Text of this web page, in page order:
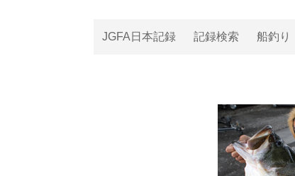
JGFA日本記録 記録検索 船釣り